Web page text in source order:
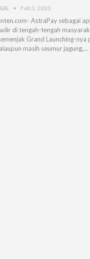
Feb 3, 2023
AstraPay sebagai
di tengah-tengah
Grand Launching-
masih seumur jagung,…